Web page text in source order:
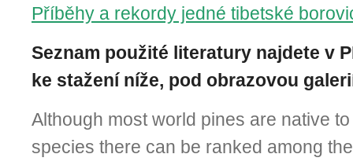
Příběhy a rekordy jedné tibetské
Seznam použité literatury najdete v
ke stažení níže, pod obrazovou
Although most world pines are native
species there can be ranked among